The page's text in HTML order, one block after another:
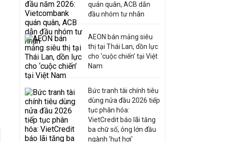
quán quân, ACB dẫn
đầu nhóm tư nhân
AEON bán mảng siêu
thị tại Thái Lan, dồn lực
cho ‘cuộc chiến’ tại Việt
Nam
Bức tranh tài chính tiêu
dùng nửa đầu 2026 tiếp
tục phân hóa:
VietCredit báo lãi tăng
ba chữ số, ông lớn đầu
ngành 'hụt hơi'